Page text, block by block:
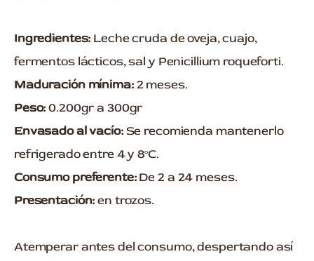
Ingredientes: Leche cruda de oveja, cuajo,
fermentos lácticos, sal y Penicillium roqueforti.
Maduración mínima:2 meses.
Peso:0.200gr a 300gr
Envasado al vacío:Se recomienda mantenerlo
refrigerado entre 4 y 8ºC.
Consumo preferente:De 2 a 24 meses.
Presentación:en trozos.
Atemperar antes del consumo, despertando así